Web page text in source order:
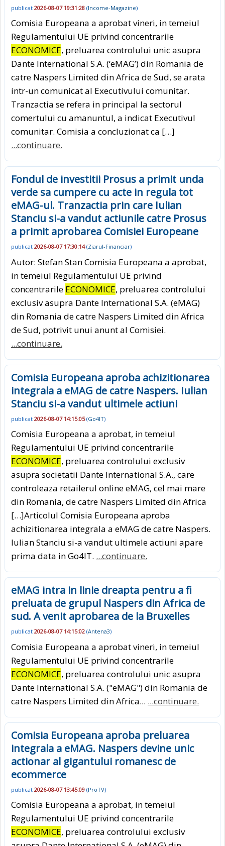
publicat 2026-08-07 19:31:28 (Income-Magazine)
Comisia Europeana a aprobat vineri, in temeiul
Regulamentului UE privind concentrarile
ECONOMICE, preluarea controlului unic asupra
Dante International S.A. (‘eMAG’) din Romania de
catre Naspers Limited din Africa de Sud, se arata
intr-un comunicat al Executivului comunitar.
Tranzactia se refera in principal la sectorul
comertului cu amanuntul, a indicat Executivul
comunitar. Comisia a concluzionat ca […]
...continuare.
Fondul de investitii Prosus a primit unda
verde sa cumpere cu acte in regula tot
eMAG-ul. Tranzactia prin care Iulian
Stanciu si-a vandut actiunile catre Prosus
a primit aprobarea Comisiei Europeane
publicat 2026-08-07 17:30:14(Ziarul-Financiar)
Autor: Stefan Stan Comisia Europeana a aprobat,
in temeiul Regulamentului UE privind
concentrarile ECONOMICE, preluarea controlului
exclusiv asupra Dante International S.A. (eMAG)
din Romania de catre Naspers Limited din Africa
de Sud, potrivit unui anunt al Comisiei.
...continuare.
Comisia Europeana aproba achizitionarea
integrala a eMAG de catre Naspers. Iulian
Stanciu si-a vandut ultimele actiuni
publicat 2026-08-07 14:15:05(Go4IT)
Comisia Europeana a aprobat, in temeiul
Regulamentului UE privind concentrarile
ECONOMICE, preluarea controlului exclusiv
asupra societatii Dante International S.A., care
controleaza retailerul online eMAG, cel mai mare
din Romania, de catre Naspers Limited din Africa
[…]Articolul Comisia Europeana aproba
achizitionarea integrala a eMAG de catre Naspers.
Iulian Stanciu si-a vandut ultimele actiuni apare
prima data in Go4IT. ...continuare.
eMAG intra in linie dreapta pentru a fi
preluata de grupul Naspers din Africa de
sud. A venit aprobarea de la Bruxelles
publicat 2026-08-07 14:15:02 (Antena3)
Comisia Europeana a aprobat vineri, in temeiul
Regulamentului UE privind concentrarile
ECONOMICE, preluarea controlului unic asupra
Dante International S.A. ("eMAG") din Romania de
catre Naspers Limited din Africa... ...continuare.
Comisia Europeana aproba preluarea
integrala a eMAG. Naspers devine unic
actionar al gigantului romanesc de
ecommerce
publicat 2026-08-07 13:45:09 (ProTV)
Comisia Europeana a aprobat, in temeiul
Regulamentului UE privind concentrarile
ECONOMICE, preluarea controlului exclusiv